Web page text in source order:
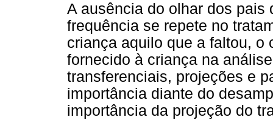
A ausência do olhar dos pais
frequência se repete no
criança aquilo que a faltou, o
fornecido à criança na
transferenciais, projeções e
importância diante do
importância da projeção do